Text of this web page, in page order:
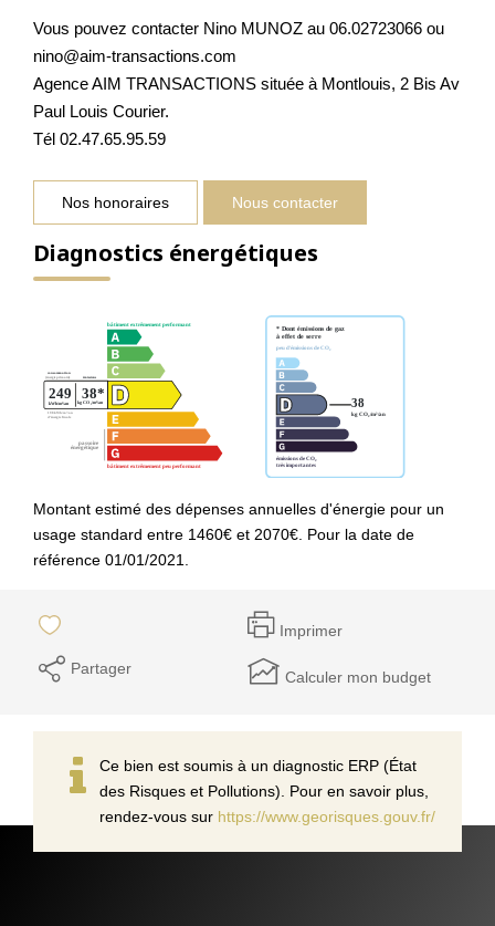
Vous pouvez contacter Nino MUNOZ au 06.02723066 ou
nino@aim-transactions.com
Agence AIM TRANSACTIONS située à Montlouis, 2 Bis Av
Paul Louis Courier.
Tél 02.47.65.95.59
Nos honoraires Nous contacter
Diagnostics énergétiques
Montant estimé des dépenses annuelles d'énergie pour un
usage standard entre 1460€ et 2070€. Pour la date de
référence 01/01/2021.
Imprimer
Partager Calculer mon budget
Ce bien est soumis à un diagnostic ERP (État
des Risques et Pollutions). Pour en savoir plus,
rendez-vous sur https://www.georisques.gouv.fr/